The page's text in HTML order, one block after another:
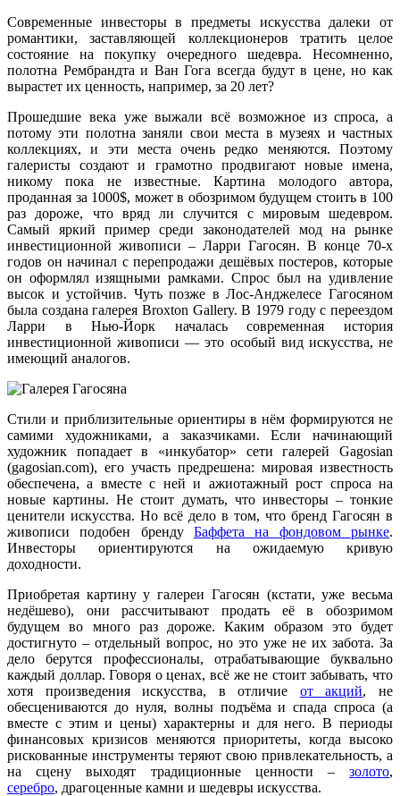
Современные инвесторы в предметы искусства далеки от
романтики, заставляющей коллекционеров тратить целое
состояние на покупку очередного шедевра. Несомненно,
полотна Рембрандта и Ван Гога всегда будут в цене, но как
вырастет их ценность, например, за 20 лет?
Прошедшие века уже выжали всё возможное из спроса, а
потому эти полотна заняли свои места в музеях и частных
коллекциях, и эти места очень редко меняются. Поэтому
галеристы создают и грамотно продвигают новые имена,
никому пока не известные. Картина молодого автора,
проданная за 1000$, может в обозримом будущем стоить в 100
раз дороже, что вряд ли случится с мировым шедевром.
Самый яркий пример среди законодателей мод на рынке
инвестиционной живописи – Ларри Гагосян. В конце 70-х
годов он начинал с перепродажи дешёвых постеров, которые
он оформлял изящными рамками. Спрос был на удивление
высок и устойчив. Чуть позже в Лос-Анджелесе Гагосяном
была создана галерея Broxton Gallery. В 1979 году с переездом
Ларри в Нью-Йорк началась современная история
инвестиционной живописи — это особый вид искусства, не
имеющий аналогов.
Стили и приблизительные ориентиры в нём формируются не
самими художниками, а заказчиками. Если начинающий
художник попадает в «инкубатор» сети галерей Gagosian
(gagosian.com), его участь предрешена: мировая известность
обеспечена, а вместе с ней и ажиотажный рост спроса на
новые картины. Не стоит думать, что инвесторы – тонкие
ценители искусства. Но всё дело в том, что бренд Гагосян в
живописи подобен бренду Баффета на фондовом рынке.
Инвесторы ориентируются на ожидаемую кривую
доходности.
Приобретая картину у галереи Гагосян (кстати, уже весьма
недёшево), они рассчитывают продать её в обозримом
будущем во много раз дороже. Каким образом это будет
достигнуто – отдельный вопрос, но это уже не их забота. За
дело берутся профессионалы, отрабатывающие буквально
каждый доллар. Говоря о ценах, всё же не стоит забывать, что
хотя произведения искусства, в отличие от акций, не
обесцениваются до нуля, волны подъёма и спада спроса (а
вместе с этим и цены) характерны и для него. В периоды
финансовых кризисов меняются приоритеты, когда высоко
рискованные инструменты теряют свою привлекательность, а
на сцену выходят традиционные ценности – золото,
серебро, драгоценные камни и шедевры искусства.